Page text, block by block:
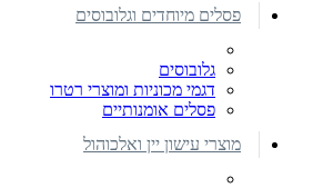
פסלים מיוחדים וגלובוסים
גלובוסים
דגמי מכוניות ומוצרי רטרו
פסלים אומנותיים
מוצרי עישון יין ואלכוהול